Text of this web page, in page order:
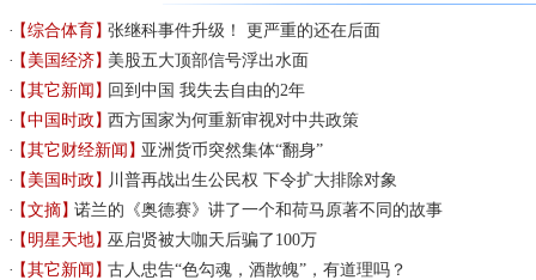
【综合体育】张继科事件升级！ 更严重的还在后面
【美国经济】美股五大顶部信号浮出水面
【其它新闻】回到中国 我失去自由的2年
【中国时政】西方国家为何重新审视对中共政策
【其它财经新闻】亚洲货币突然集体“翻身”
【美国时政】川普再战出生公民权 下令扩大排除对象
【文摘】诺兰的《奥德赛》讲了一个和荷马原著不同的故事
【明星天地】巫启贤被大咖天后骗了100万
【其它新闻】古人忠告“色勾魂，酒散魄”，有道理吗？